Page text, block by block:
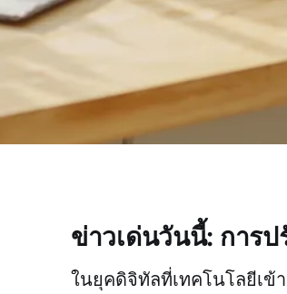
ข่าวเด่นวันนี้: การ
ในยุคดิจิทัลที่เทคโนโลยีเ